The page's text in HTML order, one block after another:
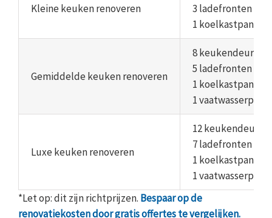
Kleine keuken renoveren
3 ladefronten
1 koelkastpaneel
Gemiddelde keuken renoveren
8 keukendeuren
5 ladefronten
1 koelkastpaneel
1
Luxe keuken renoveren
12 keukendeuren
7 ladefronten
1 koelkastpaneel
1
*Let op: dit zijn richtprijzen. Bespaar op de
renovatiekosten door gratis offertes te vergelijken.